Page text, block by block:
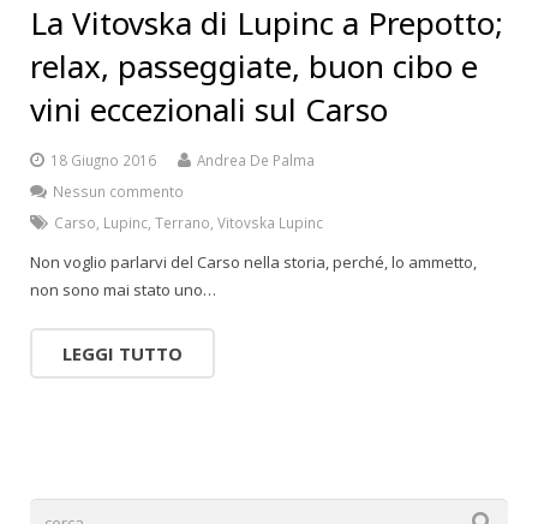
La Vitovska di Lupinc a Prepotto;
relax, passeggiate, buon cibo e
vini eccezionali sul Carso
18 Giugno 2016
Andrea De Palma
Nessun commento
Carso Lupinc Terrano Vitovska Lupinc
Non voglio parlarvi del Carso nella storia, perché, lo ammetto,
non sono mai stato uno…
LEGGI TUTTO